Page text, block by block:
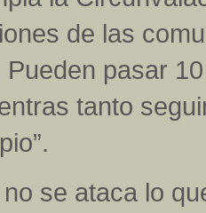
de las
pasar
tanto
se ataca lo